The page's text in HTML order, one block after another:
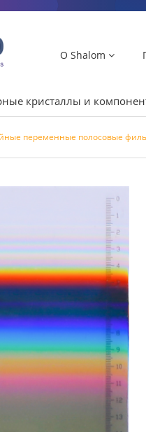
О Shalom
кристаллы и
переменные полосовые